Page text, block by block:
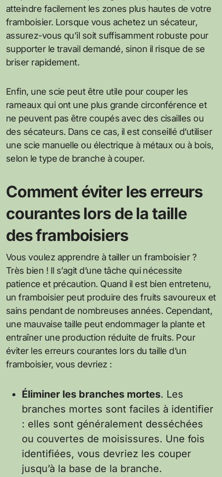
atteindre facilement les zones plus hautes de votre
framboisier. Lorsque vous achetez un sécateur,
assurez-vous qu’il soit suffisamment robuste pour
supporter le travail demandé, sinon il risque de se
briser rapidement.
Enfin, une scie peut être utile pour couper les
rameaux qui ont une plus grande circonférence et
ne peuvent pas être coupés avec des cisailles ou
des sécateurs. Dans ce cas, il est conseillé d’utiliser
une scie manuelle ou électrique à métaux ou à bois,
selon le type de branche à couper.
Comment éviter les erreurs
courantes lors de la taille
des framboisiers
Vous voulez apprendre à tailler un framboisier ?
Très bien ! Il s’agit d’une tâche qui nécessite
patience et précaution. Quand il est bien entretenu,
un framboisier peut produire des fruits savoureux et
sains pendant de nombreuses années. Cependant,
une mauvaise taille peut endommager la plante et
entraîner une production réduite de fruits. Pour
éviter les erreurs courantes lors du taille d’un
framboisier, vous devriez :
Éliminer les branches mortes. Les
branches mortes sont faciles à identifier
: elles sont généralement desséchées
ou couvertes de moisissures. Une fois
identifiées, vous devriez les couper
jusqu’à la base de la branche.